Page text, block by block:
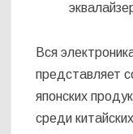
Вся
представляет
японских
среди